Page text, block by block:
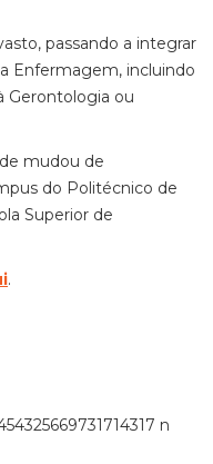
passando a integrar
Enfermagem, incluindo
Gerontologia ou
mudou de
do Politécnico de
Superior de
.